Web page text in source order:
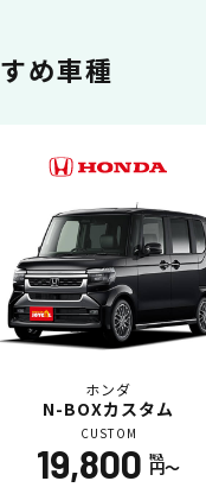
能
利用料金を
る
えるので、ポ
め車種
ホンダ
N-BOXカスタム
CUSTOM
19,800 税込
円〜